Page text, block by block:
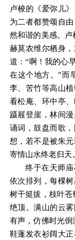
卢梭的《爱弥儿
为二者都赞颂自
然和谐的美感。卢
赫莫农维尔栖身
道：“啊！我的心
在这个地方。”而
李、苦竹等高山
看松庵、环中亭
蹑屐登崖，林间
诵词，鼓盘而歌
想，若不是被朱
寄情山水终老归天
终于在天师
依次排列，每棵
树干挺拔，枝叶
绝顶。满山的云
有声，仿佛时光
鞋蓬发衣衫阔大